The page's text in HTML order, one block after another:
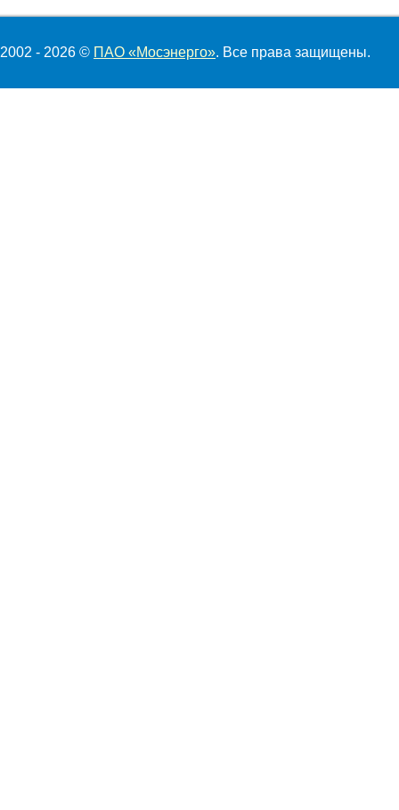
2002 - 2026 © ПАО «Мосэнерго». Все права защищены.